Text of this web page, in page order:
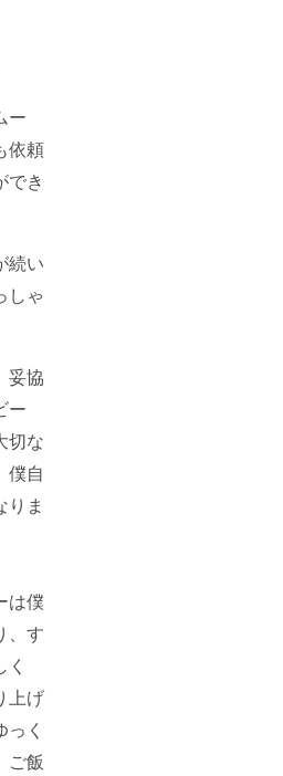
ー
依頼
でき
続い
しゃ
妥協
ー
切な
僕自
りま
は僕
、す
上げ
く
ご飯